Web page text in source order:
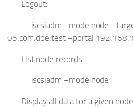
Logout:
iscsiadm –mode node
05.com.doe:test –portal
List node records:
iscsiadm –mode node
Display all data for a given